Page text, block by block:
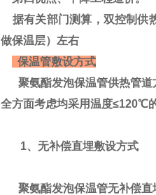
据有关部门测算，双控制供
做保温层）左右
保温管敷设方式
聚氨酯发泡保温管供热管道
全方面考虑均采用温度≤120℃
1、无补偿直埋敷设方式
聚氨酯发泡保温管无补偿直